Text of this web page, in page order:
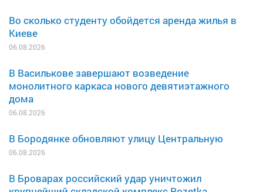
Во сколько студенту обойдется аренда жилья в
Киеве
06.08.2026
В Василькове завершают возведение
монолитного каркаса нового девятиэтажного
дома
06.08.2026
В Бородянке обновляют улицу Центральную
06.08.2026
В Броварах российский удар уничтожил